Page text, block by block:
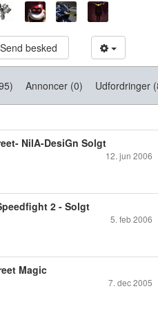
Send besked
Annoncer (0) Udfordringer
NilA-DesiGn Solgt
12. jun 2006
2 - Solgt
5. feb 2006
Magic
7. dec 2005